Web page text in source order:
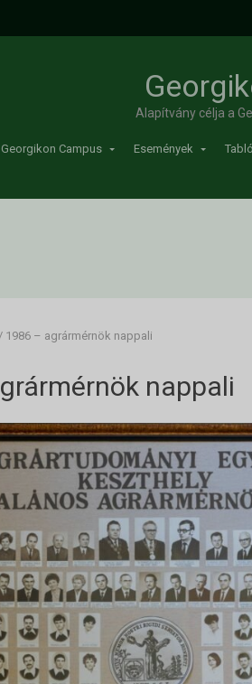
Alapítvány célja a
Georgikon Campus Események
/ 1986 – agrármérnök nappali
nappali